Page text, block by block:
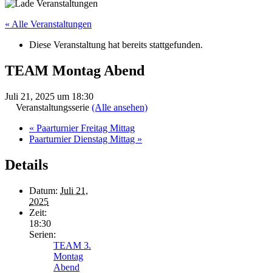
« Alle Veranstaltungen
Diese Veranstaltung hat bereits stattgefunden.
TEAM Montag Abend
Juli 21, 2025 um 18:30
Veranstaltungsserie (Alle ansehen)
« Paarturnier Freitag Mittag
Paarturnier Dienstag Mittag »
Details
Datum: Juli 21,
2025
Zeit:
18:30
Serien:
TEAM 3.
Montag
Abend